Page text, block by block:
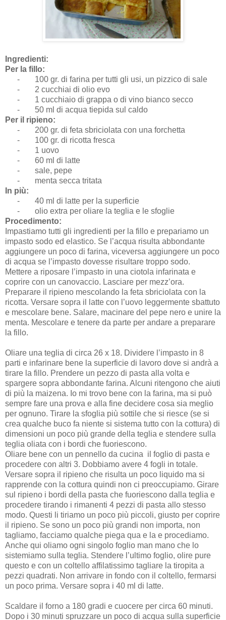
Ingredienti:
Per la fillo:
-
100 gr. di farina per tutti gli usi, un pizzico di sale
-
2 cucchiai di olio evo
-
1 cucchiaio di grappa o di vino bianco secco
-
50 ml di acqua tiepida sul caldo
Per il ripieno:
-
200 gr. di feta sbriciolata con una forchetta
-
100 gr. di ricotta fresca
-
1 uovo
-
60 ml di latte
-
sale, pepe
-
menta secca tritata
In più:
-
40 ml di latte per la superficie
-
olio extra per oliare la teglia e le sfoglie
Procedimento:
Impastiamo tutti gli ingredienti per la fillo e prepariamo un
impasto sodo ed elastico. Se l’acqua risulta abbondante
aggiungere un poco di farina, viceversa aggiungere un poco
di acqua se l’impasto dovesse risultare troppo sodo.
Mettere a riposare l’impasto in una ciotola infarinata e
coprire con un canovaccio. Lasciare per mezz’ora.
Preparare il ripieno mescolando la feta sbriciolata con la
ricotta. Versare sopra il latte con l’uovo leggermente sbattuto
e mescolare bene. Salare, macinare del pepe nero e unire la
menta. Mescolare e tenere da parte per andare a preparare
la fillo.
Oliare una teglia di circa 26 x 18. Dividere l’impasto in 8
parti e infarinare bene la superficie di lavoro dove si andrà a
tirare la fillo. Prendere un pezzo di pasta alla volta e
spargere sopra abbondante farina. Alcuni ritengono che aiuti
di più la maizena. Io mi trovo bene con la farina, ma si può
sempre fare una prova e alla fine decidere cosa sia meglio
per ognuno. Tirare la sfoglia più sottile che si riesce (se si
crea qualche buco fa niente si sistema tutto con la cottura) di
dimensioni un poco più grande della teglia e stendere sulla
teglia oliata con i bordi che fuoriescono.
Oliare bene con un pennello da cucina il foglio di pasta e
procedere con altri 3. Dobbiamo avere 4 fogli in totale.
Versare sopra il ripieno che risulta un poco liquido ma si
rapprende con la cottura quindi non ci preoccupiamo. Girare
sul ripieno i bordi della pasta che fuoriescono dalla teglia e
procedere tirando i rimanenti 4 pezzi di pasta allo stesso
modo. Questi li tiriamo un poco più piccoli, giusto per coprire
il ripieno. Se sono un poco più grandi non importa, non
tagliamo, facciamo qualche piega qua e la e procediamo.
Anche qui oliamo ogni singolo foglio man mano che lo
sistemiamo sulla teglia. Stendere l’ultimo foglio, olire pure
questo e con un coltello affilatissimo tagliare la tiropita a
pezzi quadrati. Non arrivare in fondo con il coltello, fermarsi
un poco prima. Versare sopra i 40 ml di latte.
Scaldare il forno a 180 gradi e cuocere per circa 60 minuti.
Dopo i 30 minuti spruzzare un poco di acqua sulla superficie